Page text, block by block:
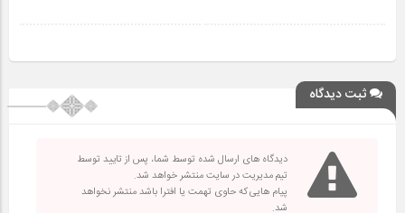
ثبت دیدگاه
دیدگاه های ارسال شده توسط شما، پس از تایید توسط
تیم مدیریت در سایت منتشر خواهد شد.
پیام هایی که حاوی تهمت یا افترا باشد منتشر نخواهد
شد.